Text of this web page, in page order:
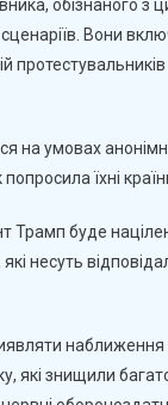
обізнаного
Вони
на умовах
їхні
буде
несуть
які знищили